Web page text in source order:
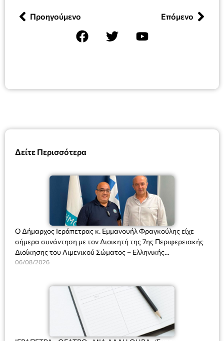
Δείτε Περισσότερα
Ο Δήμαρχος Ιεράπετρας κ. Εμμανουήλ Φραγκούλης είχε
σήμερα συνάντηση με τον Διοικητή της 7ης Περιφερειακής
Διοίκησης του Λιμενικού Σώματος – Ελληνικής
Ακτοφυλακής (Λ.Σ.-ΕΛ.ΑΚΤ.), Αρχιπλοίαρχο Λ.Σ. κ. Ιωάννη
06/08/2026
Προηγούμενο Επόμενο